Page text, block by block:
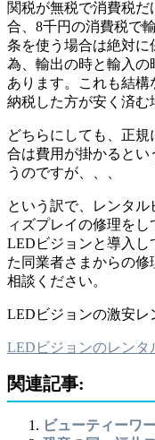
関税が無税で消費税
合、8千円の消費税で
条を使う場合は絶対
為、輸出の時と輸入
あります。これも結
納税した方が安く済む
どちらにしても、正
合は費用が掛かると
うのですが、、、
という訳で、レンタ
ィズプレイの修理を
LEDビジョンと導入し
た同業者さまからの
相談ください。
LEDビジョンの激安レ
LEDビジョンのレンタ
関連記事:
ビューティーワ